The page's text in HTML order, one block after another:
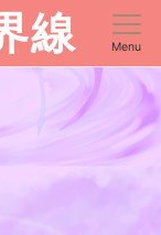
線 Menu